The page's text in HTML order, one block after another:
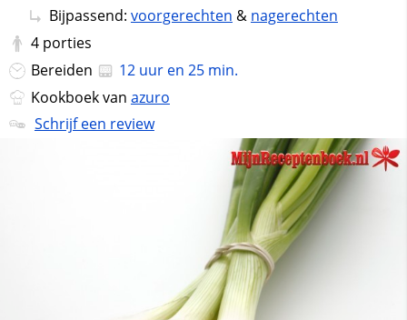
Bijpassend: voorgerechten & nagerechten
4 porties
Bereiden
12 uur en 25 min.
Kookboek van azuro
Schrijf een review